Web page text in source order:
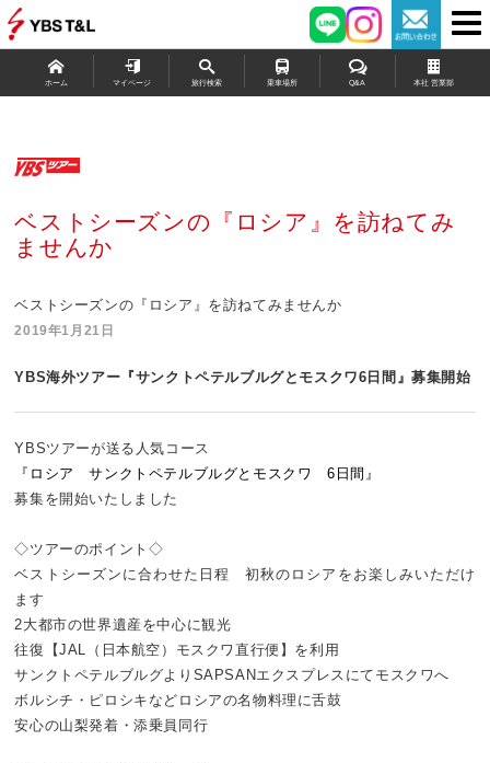
ホーム マイページ 旅行検索 乗車場所 Q&A 本社 営業部
ベストシーズンの『ロシア』を訪ねてみ
ませんか
ベストシーズンの『ロシア』を訪ねてみませんか
2019年1月21日
YBS海外ツアー『サンクトペテルブルグとモスクワ6日間』募集開始
YBSツアーが送る人気コース
『ロシア サンクトペテルブルグとモスクワ 6日間』
募集を開始いたしました
◇ツアーのポイント◇
ベストシーズンに合わせた日程 初秋のロシアをお楽しみいただけ
ます
2大都市の世界遺産を中心に観光
往復【JAL（日本航空）モスクワ直行便】を利用
サンクトペテルブルグよりSAPSANエクスプレスにてモスクワへ
ボルシチ・ピロシキなどロシアの名物料理に舌鼓
安心の山梨発着・添乗員同行